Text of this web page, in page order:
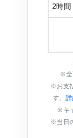
2時間
※全
※お支
す。
※キ
※当日